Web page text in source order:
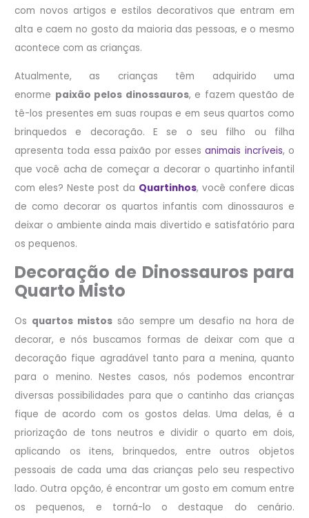
com novos artigos e estilos decorativos que entram em
alta e caem no gosto da maioria das pessoas, e o mesmo
acontece com as crianças.
Atualmente, as crianças têm adquirido uma
enorme paixão pelos dinossauros, e fazem questão de
tê-los presentes em suas roupas e em seus quartos como
brinquedos e decoração. E se o seu filho ou filha
apresenta toda essa paixão por essesanimais incríveis, o
que você acha de começar a decorar o quartinho infantil
com eles? Neste post da Quartinhos, você confere dicas
de como decorar os quartos infantis com dinossauros e
deixar o ambiente ainda mais divertido e satisfatório para
os pequenos.
Decoração de Dinossauros para
Quarto Misto
Os quartos mistossão sempre um desafio na hora de
decorar, e nós buscamos formas de deixar com que a
decoração fique agradável tanto para a menina, quanto
para o menino. Nestes casos, nós podemos encontrar
diversas possibilidades para que o cantinho das crianças
fique de acordo com os gostos delas. Uma delas, é a
priorização de tons neutros e dividir o quarto em dois,
aplicando os itens, brinquedos, entre outros objetos
pessoais de cada uma das crianças pelo seu respectivo
lado. Outra opção, é encontrar um gosto em comum entre
os pequenos, e torná-lo o destaque do cenário.